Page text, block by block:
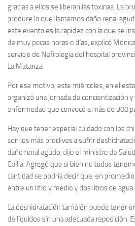
gracias a ellos se liberan las toxinas. La
produce lo que llamamos daño renal
este evento es la rapidez con la que se
de muy pocas horas o días, explicó
servicio de Nefrología del hospital
La Matanza.
Por ese motivo, este miércoles, en el
organizó una jornada de concientización
enfermedad que convocó a más de 300
Hay que tener especial cuidado con los
son los más proclives a sufrir
daño renal agudo, dijo el ministro de
Collia. Agregó que si bien no todos
cantidad se podría decir que, en
entre un litro y medio y dos litros de agua
La deshidratación también puede tener
de líquidos sin una adecuada reposición.